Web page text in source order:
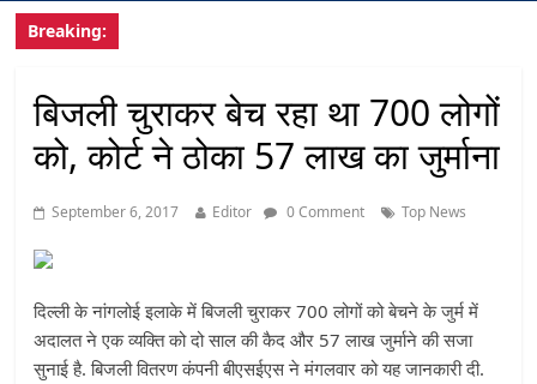
Breaking:
बिजली चुराकर बेच रहा था 700 लोगों
को, कोर्ट ने ठोका 57 लाख का जुर्माना
September 6, 2017 Editor 0 Comment Top News
दिल्ली के नांगलोई इलाके में बिजली चुराकर 700 लोगों को बेचने के जुर्म में
अदालत ने एक व्यक्ति को दो साल की कैद और 57 लाख जुर्माने की सजा
सुनाई है. बिजली वितरण कंपनी बीएसईएस ने मंगलवार को यह जानकारी दी.